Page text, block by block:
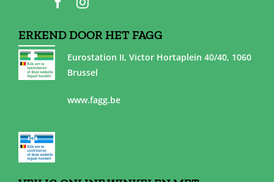
ERKEND DOOR HET FAGG
Eurostation II, Victor Hortaplein 40/40, 1060
Brussel
www.fagg.be